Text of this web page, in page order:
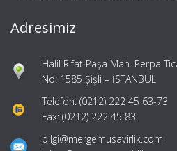
Adresimiz
Halil Rıfat Paşa Mah. Perpa
No: 1585 Şişli – İSTANBUL
Telefon: (0212) 222 45 63-73
Fax: (0212) 222 45 83
bilgi@mergemusavirlik.com